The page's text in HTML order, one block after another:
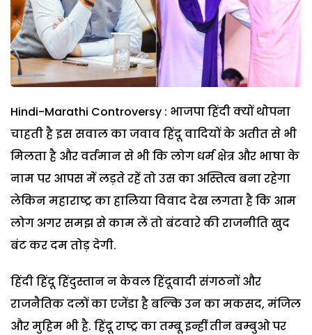
Hindi-Marathi Controversy : भाजपा हिंदी क्यों थोपना
चाहती है इस सवाल का जवाव हिंदू वादियों के अतीत से भी
मिलता है और वर्तमान से भी कि लोग धर्म क्षेत्र और भाषा के
नाम पर आपस में लड़ते रहें तो उस का अस्तित्व बना रहेगा
लेकिन महाराष्ट्र का हालिया विवाद देख लगता है कि आम
लोग अगर समझ से काम लें तो बंटवारे की राजनीति खुद
बंट कर दम तोड़ देगी.
हिंदी हिंदू हिंदुस्तान न केवल हिंदूवादी संगठनों और
राजनैतिक दलों का एजेंडा है बल्कि उन का मकसद, मंजिल
और मुहिम भी है. हिंदू राष्ट्र का तम्बू इन्हीं तीन बम्बुओ पर